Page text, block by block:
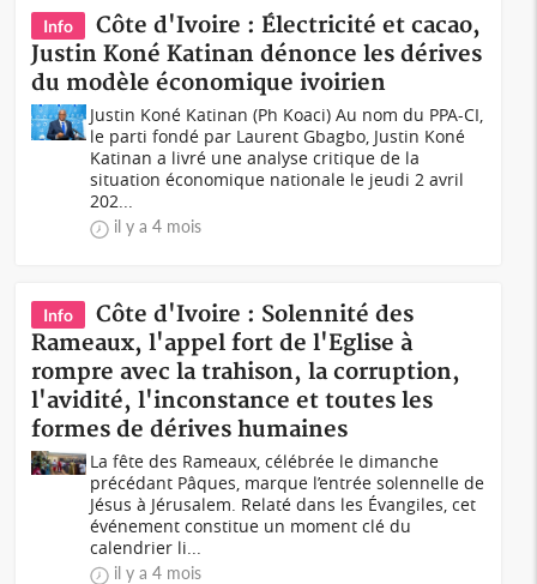
Info
Côte d'Ivoire : Électricité et cacao,
Justin Koné Katinan dénonce les dérives
du modèle économique ivoirien
Justin Koné Katinan (Ph Koaci) Au nom du PPA-CI,
le parti fondé par Laurent Gbagbo, Justin Koné
Katinan a livré une analyse critique de la
situation économique nationale le jeudi 2 avril
202...
il y a 4 mois
Info
Côte d'Ivoire : Solennité des
Rameaux, l'appel fort de l'Eglise à
rompre avec la trahison, la corruption,
l'avidité, l'inconstance et toutes les
formes de dérives humaines
La fête des Rameaux, célébrée le dimanche
précédant Pâques, marque l’entrée solennelle de
Jésus à Jérusalem. Relaté dans les Évangiles, cet
événement constitue un moment clé du
calendrier li...
il y a 4 mois